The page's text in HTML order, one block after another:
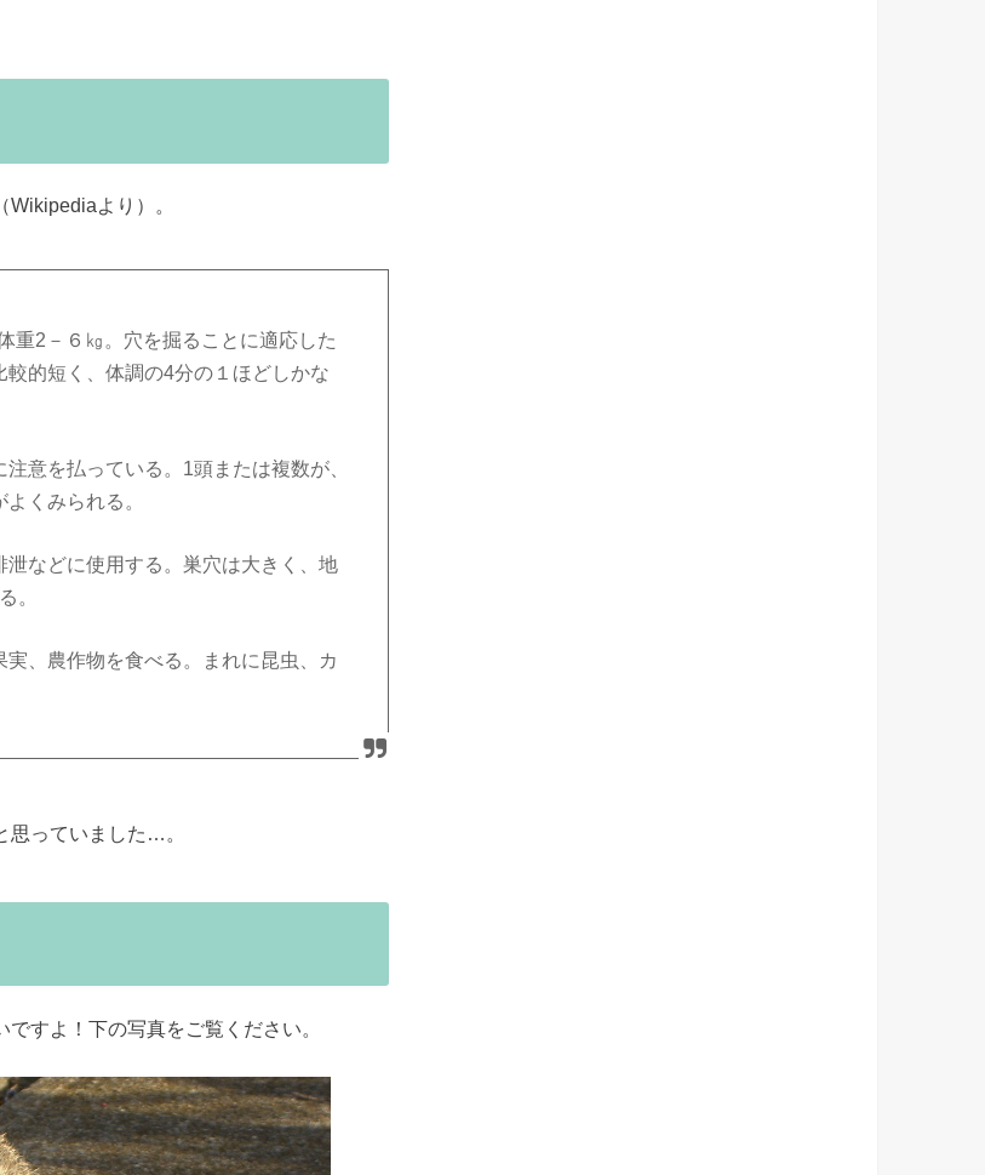
より）。
重2－６㎏。穴を掘ることに適応した
的短く、体調の4分の１ほどしかな
意を払っている。1頭または複数が、
くみられる。
などに使用する。巣穴は大きく、地
。
、農作物を食べる。まれに昆虫、カ
思っていました…。
すよ！下の写真をご覧ください。